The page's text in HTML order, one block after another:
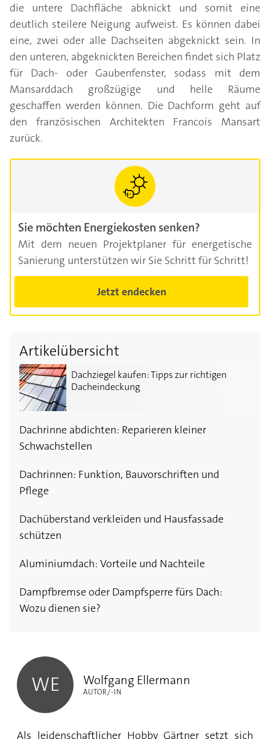
die untere Dachfläche abknickt und somit eine
deutlich steilere Neigung aufweist. Es können dabei
eine, zwei oder alle Dachseiten abgeknickt sein. In
den unteren, abgeknickten Bereichen findet sich Platz
für Dach- oder Gaubenfenster, sodass mit dem
Mansarddach großzügige und helle Räume
geschaffen werden können. Die Dachform geht auf
den französischen Architekten Francois Mansart
zurück.
Sie möchten Energiekosten senken?
Mit dem neuen Projektplaner für energetische
Sanierung unterstützen wir Sie Schritt für Schritt!
Jetzt endecken
Artikelübersicht
Dachziegel kaufen: Tipps zur richtigen
Dacheindeckung
Dachziegel kaufen: Tipps zur richtigen
Dachrinne abdichten: Reparieren kleiner
Schwachstellen
Dachrinnen: Funktion, Bauvorschriften und
Pflege
Dachüberstand verkleiden und Hausfassade
schützen
Aluminiumdach: Vorteile und Nachteile
Dampfbremse oder Dampfsperre fürs Dach:
Wozu dienen sie?
WE Wolfgang Ellermann
AUTOR/-IN
Als leidenschaftlicher Hobby Gärtner setzt sich